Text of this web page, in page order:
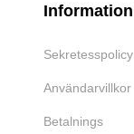
Information
Sekretesspolicy
Användarvillkor
Betalnings